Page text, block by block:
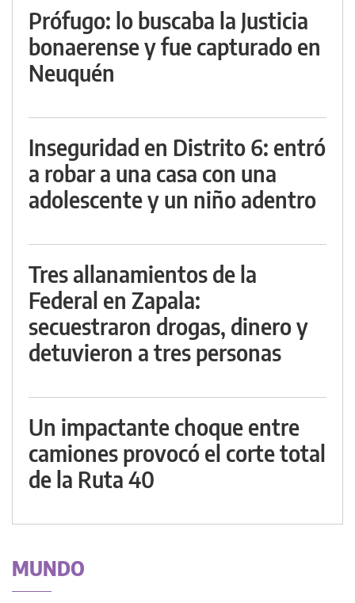
Prófugo: lo buscaba la Justicia
bonaerense y fue capturado en
Neuquén
Inseguridad en Distrito 6: entró
a robar a una casa con una
adolescente y un niño adentro
Tres allanamientos de la
Federal en Zapala:
secuestraron drogas, dinero y
detuvieron a tres personas
Un impactante choque entre
camiones provocó el corte total
de la Ruta 40
MUNDO